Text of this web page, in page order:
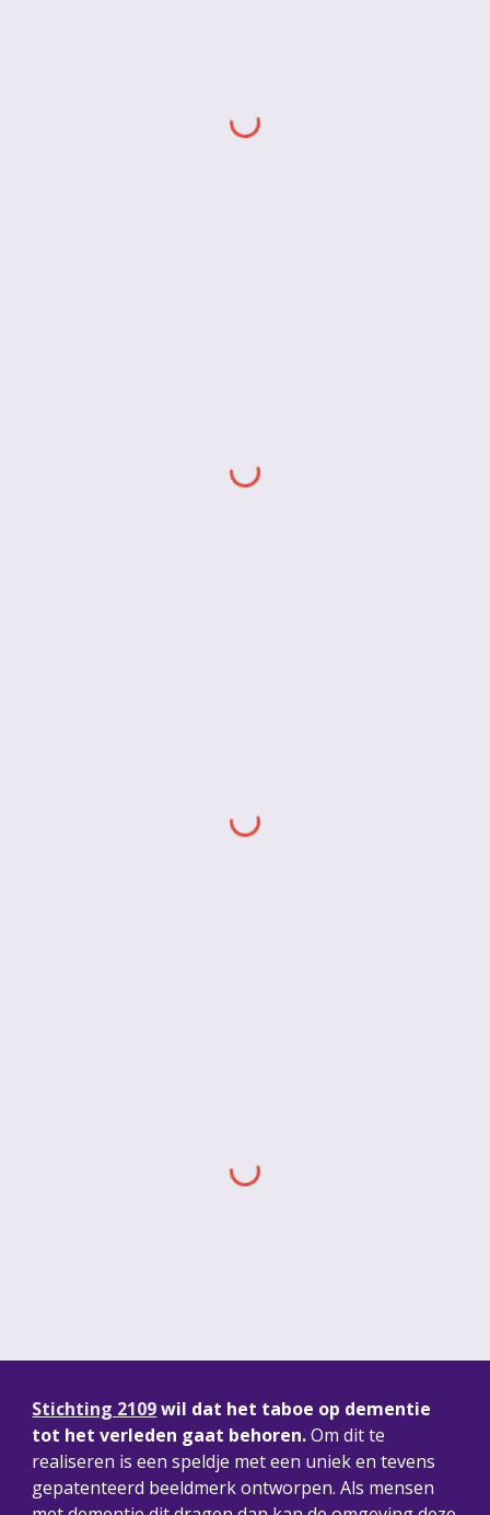
Stichting 2109 wil dat het taboe op dementie
tot het verleden gaat behoren. Om dit te
realiseren is een speldje met een uniek en tevens
gepatenteerd beeldmerk ontworpen. Als mensen